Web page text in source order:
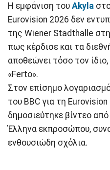
Η εμφάνιση του Akyla
Eurovision 2026 δεν
της Wiener Stadthalle
πως κέρδισε και τα
αποθεώνει τόσο τον
«Ferto».
Στον επίσημο
του BBC για τη
δημοσιεύτηκε βίντεο
Έλληνα εκπροσώπου,
ενθουσιώδη σχόλια.